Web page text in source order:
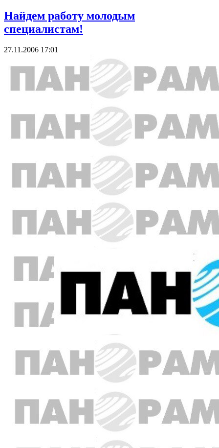
Найдем работу молодым
специалистам!
27.11.2006 17:01